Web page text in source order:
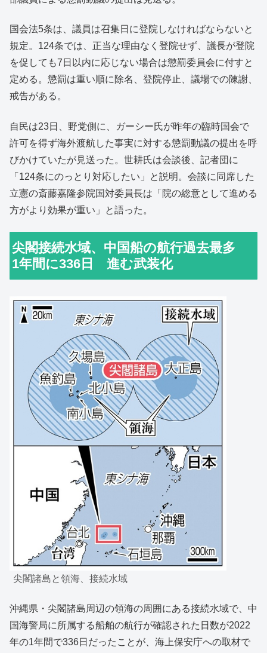
国会法5条は、議員は召集日に登院しなければならないと
規定。124条では、正当な理由なく登院せず、議長が登院
を促しても7日以内に応じない場合は懲罰委員会に付すと
定める。懲罰は重い順に除名、登院停止、議場での陳謝、
戒告がある。
自民は23日、野党側に、ガーシー氏が昨年の臨時国会で
許可を得ず海外渡航した事実に対する懲罰動議の提出を呼
びかけていたが見送った。世耕氏は会談後、記者団に
「124条にのっとり対応したい」と説明。会談に同席した
立憲の斎藤嘉隆参院国対委員長は「院の総意として進める
方がより効果が重い」と語った。
尖閣接続水域、中国船の航行過去最多
1年間に336日 進む武装化
尖閣諸島と領海、接続水域
沖縄県・尖閣諸島周辺の領海の周囲にある接続水域で、中
国海警局に所属する船舶の航行が確認された日数が2022
年の1年間で336日だったことが、海上保安庁への取材で